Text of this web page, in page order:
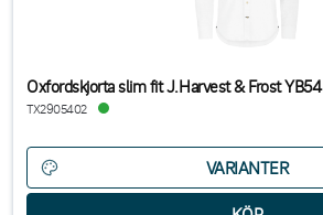
Oxfordskjorta slim fit J.Harvest & Frost YB54
TX2905402
VARIANTER